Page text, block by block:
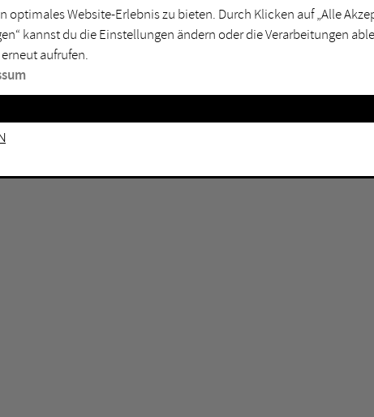
Marl
Mülheim an der Ruhr
KEINE ERGEBNISSE VOR.
optimales Website-Erlebnis zu bieten. Durch Klicken auf „Alle
kannst du die Einstellungen ändern oder die Verarbeitungen
aufrufen.